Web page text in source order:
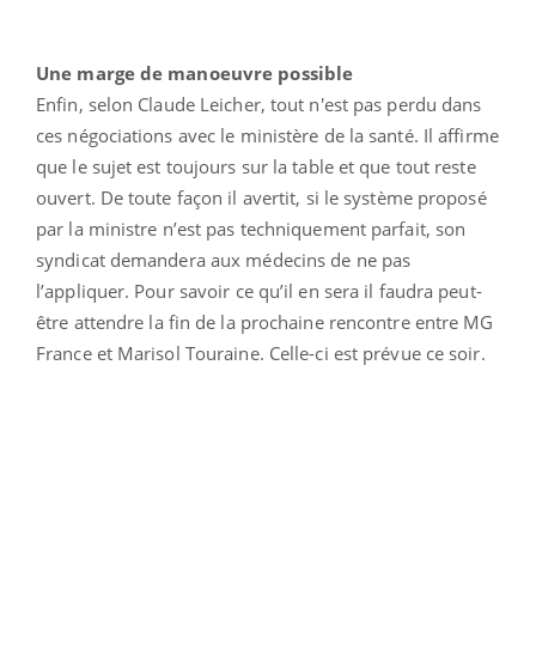
Une marge de manoeuvre possible
Enfin, selon Claude Leicher, tout n'est pas perdu dans
ces négociations avec le ministère de la santé. Il affirme
que le sujet est toujours sur la table et que tout reste
ouvert. De toute façon il avertit, si le système proposé
par la ministre n’est pas techniquement parfait, son
syndicat demandera aux médecins de ne pas
l’appliquer. Pour savoir ce qu’il en sera il faudra peut-
être attendre la fin de la prochaine rencontre entre MG
France et Marisol Touraine. Celle-ci est prévue ce soir.